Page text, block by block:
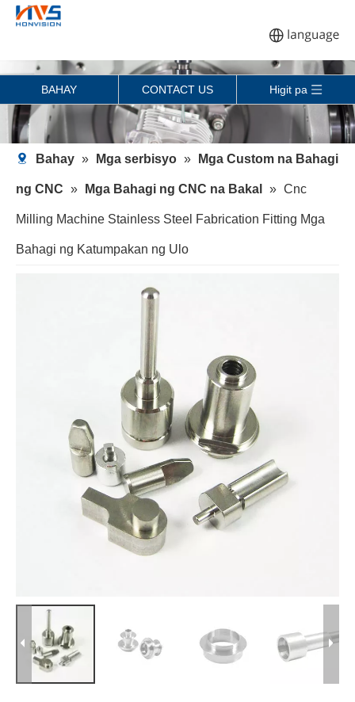
BAHAY CONTACT US Higit pa
Bahay » Mga serbisyo » Mga Custom na Bahagi
ng CNC » Mga Bahagi ng CNC na Bakal » Cnc
Milling Machine Stainless Steel Fabrication Fitting Mga
Bahagi ng Katumpakan ng Ulo